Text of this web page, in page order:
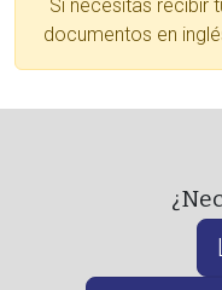
Si necesitas recibir
documentos en